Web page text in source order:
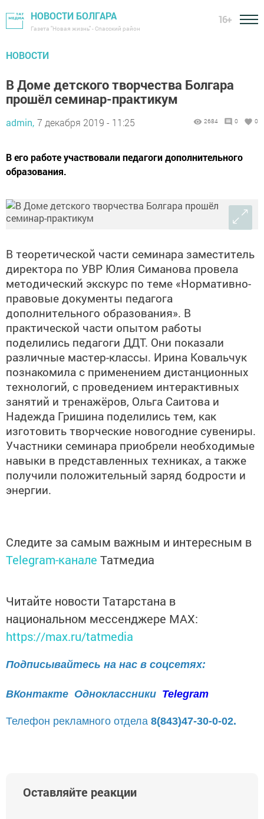
НОВОСТИ БОЛГАРА
Газета "Новая жизнь" - Спасский район
16+
НОВОСТИ
В Доме детского творчества Болгара
прошёл семинар-практикум
admin, 7 декабря 2019 - 11:25 2684 0 0
В его работе участвовали педагоги дополнительного
образования.
В теоретической части семинара заместитель
директора по УВР Юлия Симанова провела
методический экскурс по теме «Нормативно-
правовые документы педагога
дополнительного образования». В
практической части опытом работы
поделились педагоги ДДТ. Они показали
различные мастер-классы. Ирина Ковальчук
познакомила с применением дистанционных
технологий, с проведением интерактивных
занятий и тренажёров, Ольга Саитова и
Надежда Гришина поделились тем, как
изготовить творческие новогодние сувениры.
Участники семинара приобрели необходимые
навыки в представленных техниках, а также
получили положительный заряд бодрости и
энергии.
Следите за самым важным и интересным в
Telegram-канале Татмедиа
Читайте новости Татарстана в
национальном мессенджере MАХ:
https://max.ru/tatmedia
Подписывайтесь на нас в соцсетях:
ВКонтакте Одноклассники Telegram
Телефон рекламного отдела 8(843)47-30-0-02.
Оставляйте реакции